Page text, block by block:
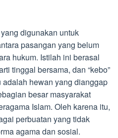
digunakan untuk
pasangan yang belum
hukum. Istilah ini berasal
tinggal bersama, dan “kebo”
hewan yang dianggap
besar masyarakat
Islam. Oleh karena itu,
perbuatan yang tidak
agama dan sosial.